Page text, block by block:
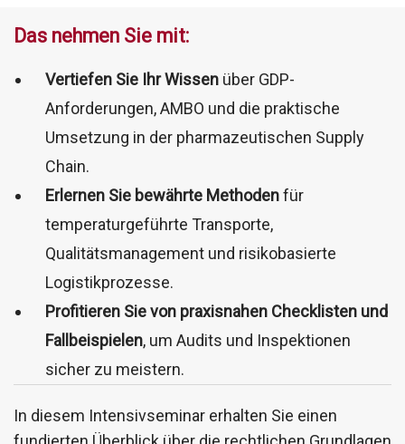
Das nehmen Sie mit:
Vertiefen Sie Ihr Wissen über GDP-
Anforderungen, AMBO und die praktische
Umsetzung in der pharmazeutischen Supply
Chain.
Erlernen Sie bewährte Methodenfür
temperaturgeführte Transporte,
Qualitätsmanagement und risikobasierte
Logistikprozesse.
Profitieren Sie von praxisnahen Checklisten und
Fallbeispielen, um Audits und Inspektionen
sicher zu meistern.
In diesem Intensivseminar erhalten Sie einen